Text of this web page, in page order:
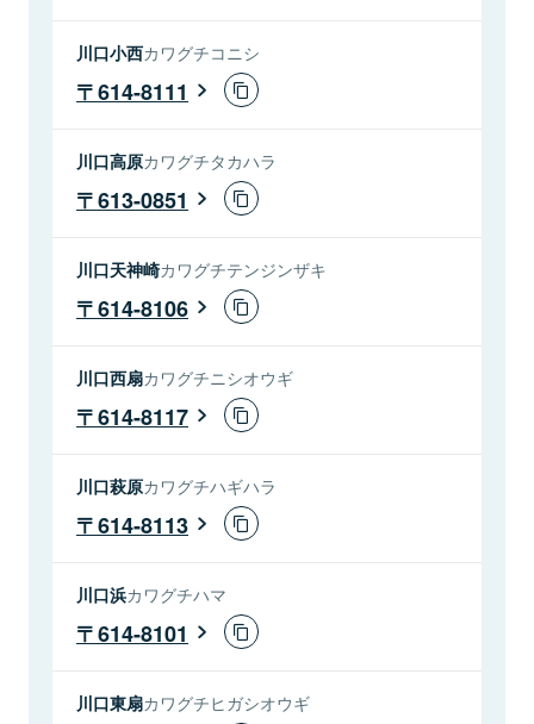
川口小西カワグチコニシ
614-8111
川口高原カワグチタカハラ
613-0851
川口天神崎カワグチテンジンザキ
614-8106
川口西扇カワグチニシオウギ
614-8117
川口萩原カワグチハギハラ
614-8113
川口浜カワグチハマ
614-8101
川口東扇カワグチヒガシオウギ